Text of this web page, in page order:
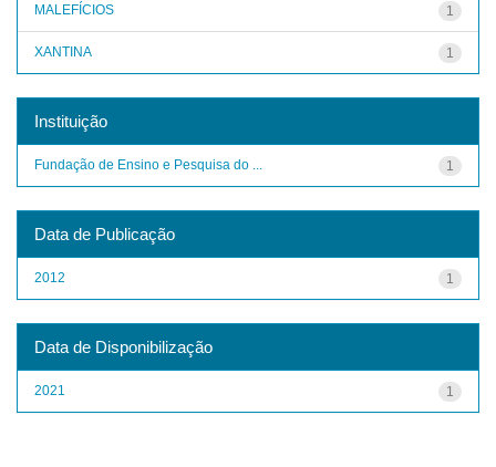
1
MALEFÍCIOS
1
XANTINA
Instituição
1
Fundação de Ensino e Pesquisa do ...
Data de Publicação
1
2012
Data de Disponibilização
1
2021